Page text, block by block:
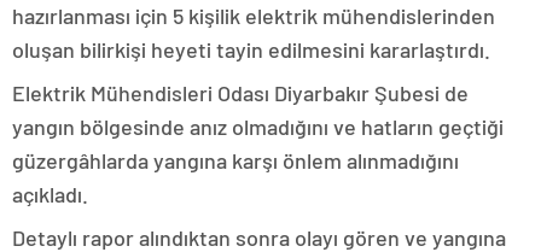
hazırlanması için 5 kişilik elektrik mühendislerinden
oluşan bilirkişi heyeti tayin edilmesini kararlaştırdı.
Elektrik Mühendisleri Odası Diyarbakır Şubesi de
yangın bölgesinde anız olmadığını ve hatların geçtiği
güzergâhlarda yangına karşı önlem alınmadığını
açıkladı.
Detaylı rapor alındıktan sonra olayı gören ve yangına